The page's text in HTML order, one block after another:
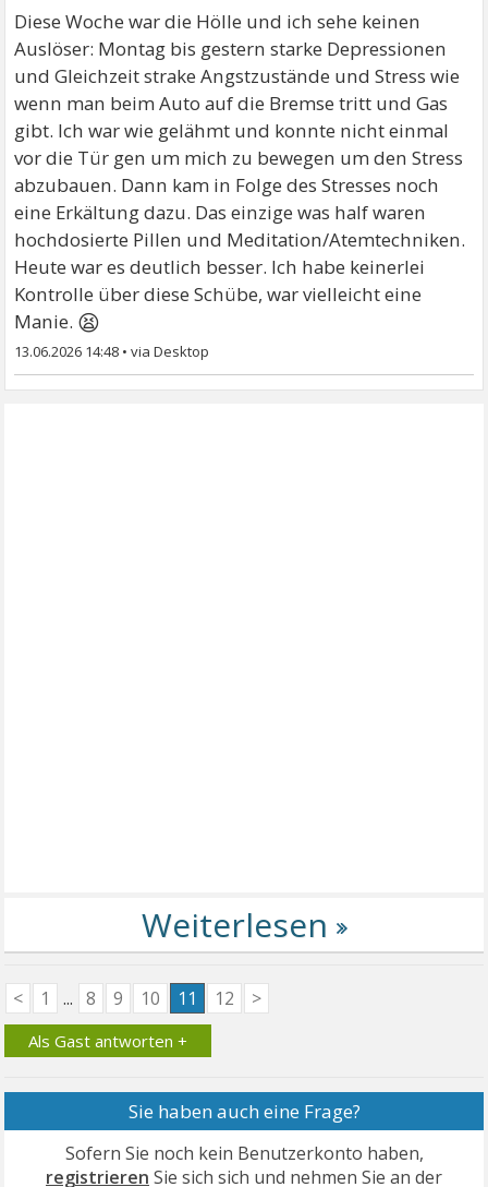
Diese Woche war die Hölle und ich sehe keinen
Auslöser: Montag bis gestern starke Depressionen
und Gleichzeit strake Angstzustände und Stress wie
wenn man beim Auto auf die Bremse tritt und Gas
gibt. Ich war wie gelähmt und konnte nicht einmal
vor die Tür gen um mich zu bewegen um den Stress
abzubauen. Dann kam in Folge des Stresses noch
eine Erkältung dazu. Das einzige was half waren
hochdosierte Pillen und Meditation/Atemtechniken.
Heute war es deutlich besser. Ich habe keinerlei
Kontrolle über diese Schübe, war vielleicht eine
Manie. 😫
13.06.2026 14:48 •
< 1 ... 8 9 10 11 12 >
Als Gast antworten +
Sie haben auch eine Frage?
Sofern Sie noch kein Benutzerkonto haben,
registrieren Sie sich sich und nehmen Sie an der